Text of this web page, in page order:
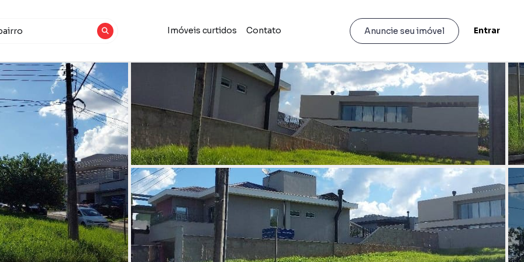
Imóveis curtidos Contato Anuncie seu imóvel Entrar